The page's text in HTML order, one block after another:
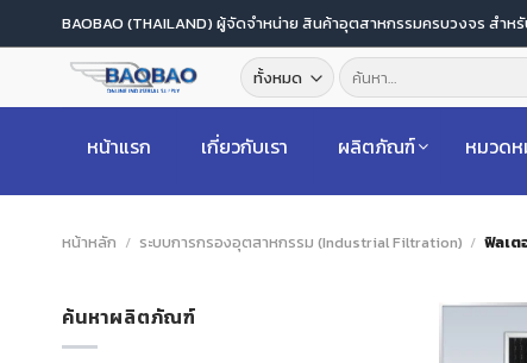
ไป
เนื้อหา
BAOBAO (THAILAND) ผู้จัดจำหน่าย สินค้าอุตสาหกรรมครบวงจร ส
ค้นหา:
หน้าแรก เกี่ยวกับเรา ผลิตภัณฑ์ หมวดห
หน้าหลัก / ระบบการกรองอุตสาหกรรม (Industrial Filtration) / ฟิลเต
ค้นหาผลิตภัณฑ์